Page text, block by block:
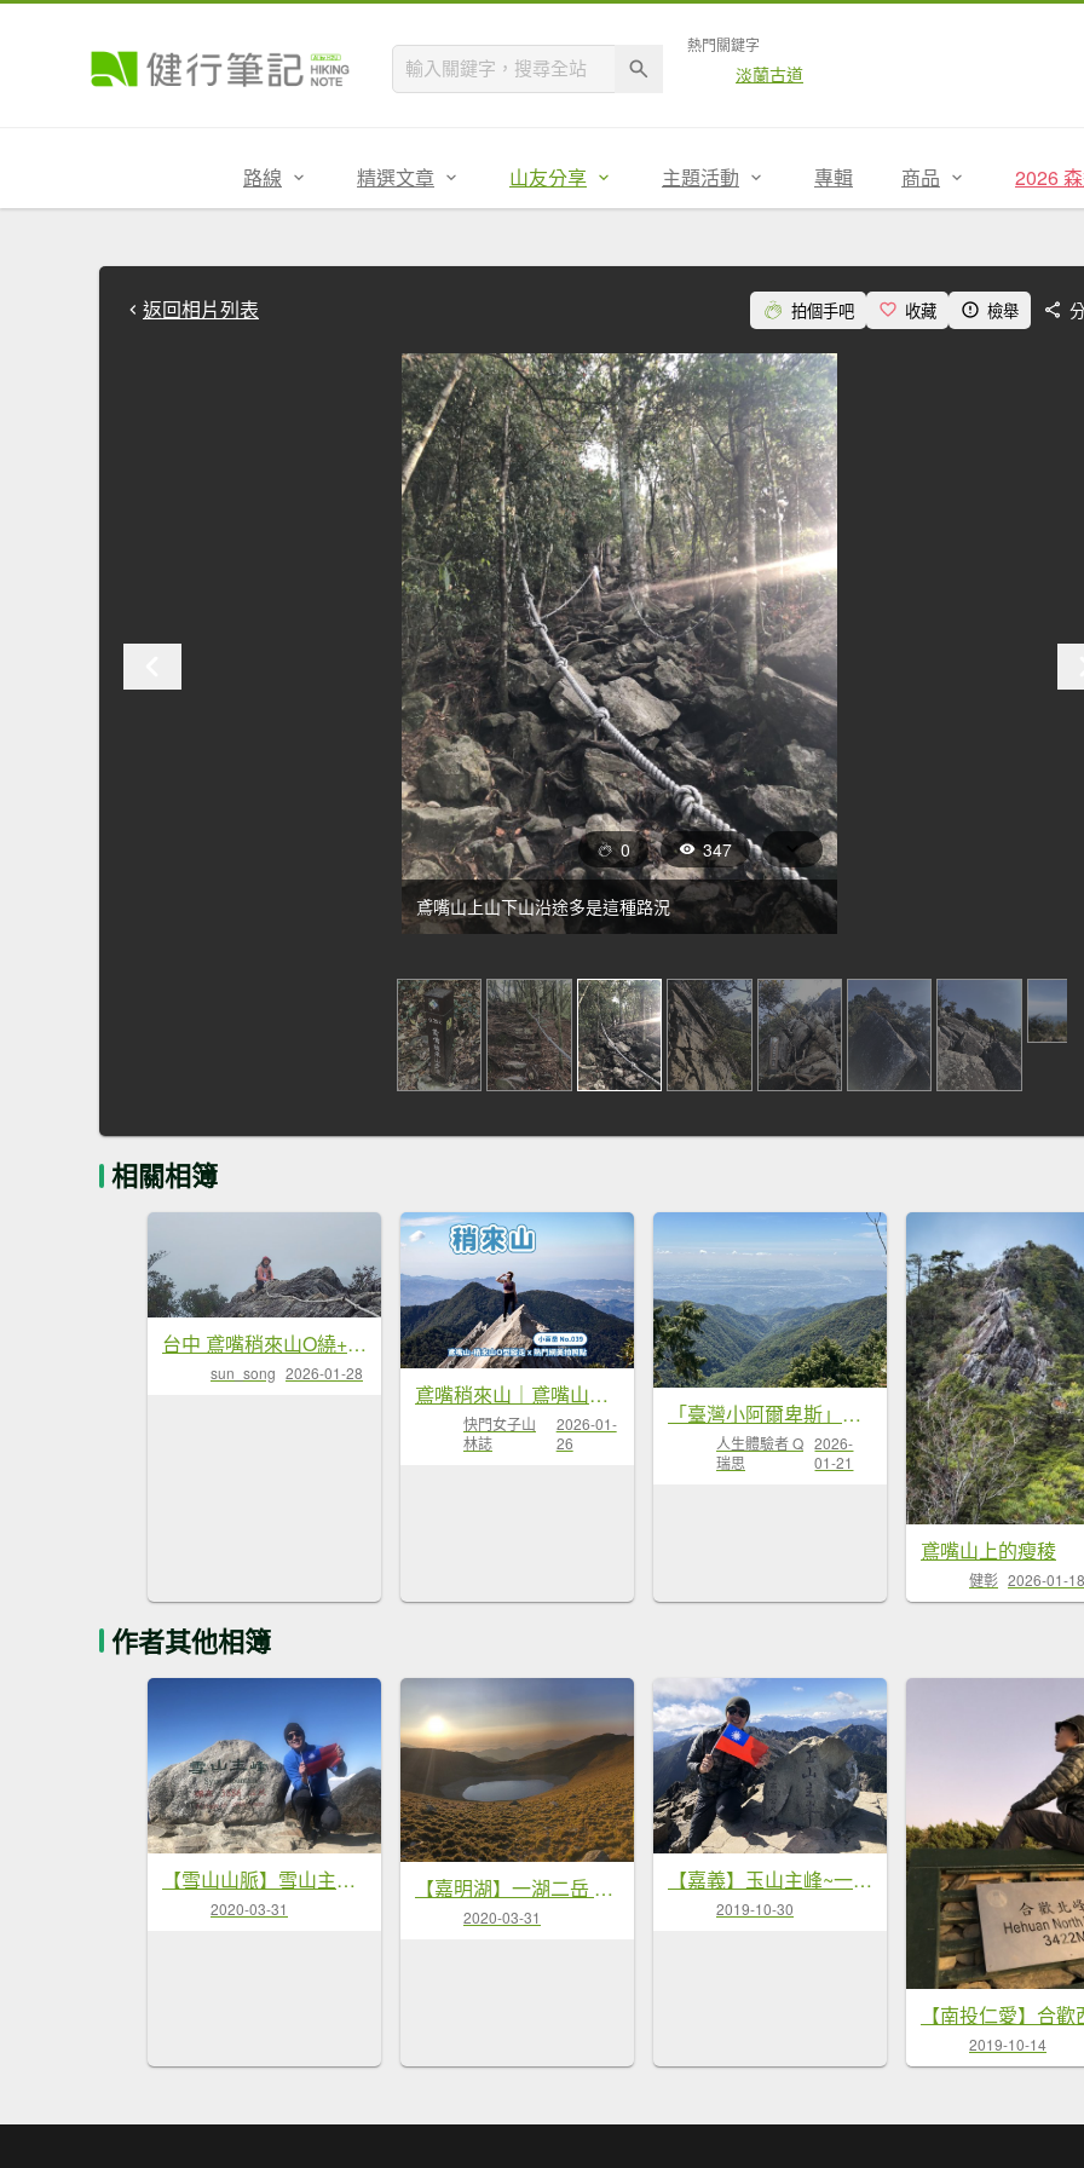
熱門關鍵字
淡蘭古道
路線 精選文章 山友分享 主題活動 專輯 商品 2026
返回相片列表 拍個手吧 收藏 檢舉
鳶嘴山上山下山沿途多是這種路況
0 347
相關相簿
台中 鳶嘴稍來山O繞+稍來神木
sun_song 2026-01-28
鳶嘴稍來山｜鳶嘴山稍來山O型縱走
快門女子山
林誌
2026-01-
26
「臺灣小阿爾卑斯」鳶嘴山
人生體驗者 Q
瑞思
2026-
01-21
鳶嘴山上的瘦稜
健彰 2026-01-18
作者其他相簿
【雪山山脈】雪山主東 一日單攻
2020-03-31
【嘉明湖】一湖二岳 天使眼淚
2020-03-31
【嘉義】玉山主峰~一日單攻東亞第一高峰
2019-10-30
2019-10-14